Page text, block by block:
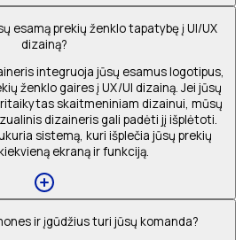
esamą prekių ženklo tapatybę į UI/UX
dizainą?
integruoja jūsų esamus logotipus,
ženklo gaires į UX/UI dizainą. Jei jūsų
skaitmeniniam dizainui, mūsų
dizaineris gali padėti jį išplėtoti.
sistemą, kuri išplečia jūsų prekių
ekraną ir funkciją.
ir įgūdžius turi jūsų komanda?